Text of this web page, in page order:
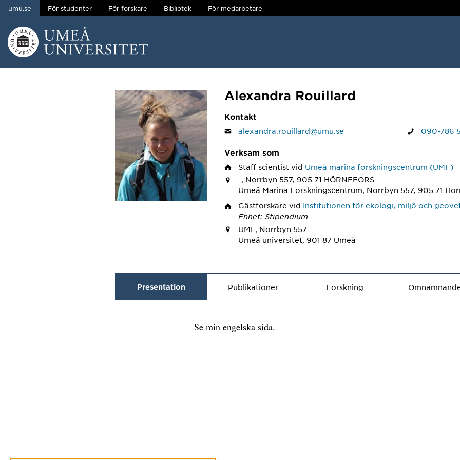
Hoppa direkt till innehållet
umu.se För studenter För forskare Bibliotek För medarbetare
Alexandra Rouillard
Kontakt
alexandra.rouillard@umu.se 090-786
Verksam som
Staff scientist vid Umeå marina forskningscentrum (UMF)
-, Norrbyn 557, 905 71 HÖRNEFORS
Umeå Marina Forskningscentrum, Norrbyn 557, 905 71
Gästforskare vid Institutionen för ekologi, miljö och
Enhet: Stipendium
UMF, Norrbyn 557
Umeå universitet, 901 87 Umeå
Presentation Publikationer Forskning
Se min engelska sida.